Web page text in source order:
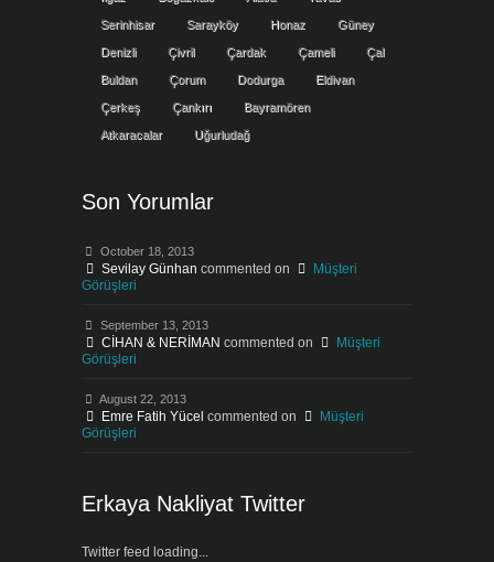
Serinhisar Sarayköy Honaz Güney
Denizli Çivril Çardak Çameli Çal
Buldan Çorum Dodurga Eldivan
Çerkeş Çankırı Bayramören
Atkaracalar Uğurludağ
Son Yorumlar
October 18, 2013
Sevilay Günhan commented on
Müşteri
Görüşleri
September 13, 2013
CİHAN & NERİMAN commented on
Müşteri
Görüşleri
August 22, 2013
Emre Fatih Yücel commented on
Müşteri
Görüşleri
Erkaya Nakliyat Twitter
Twitter feed loading...